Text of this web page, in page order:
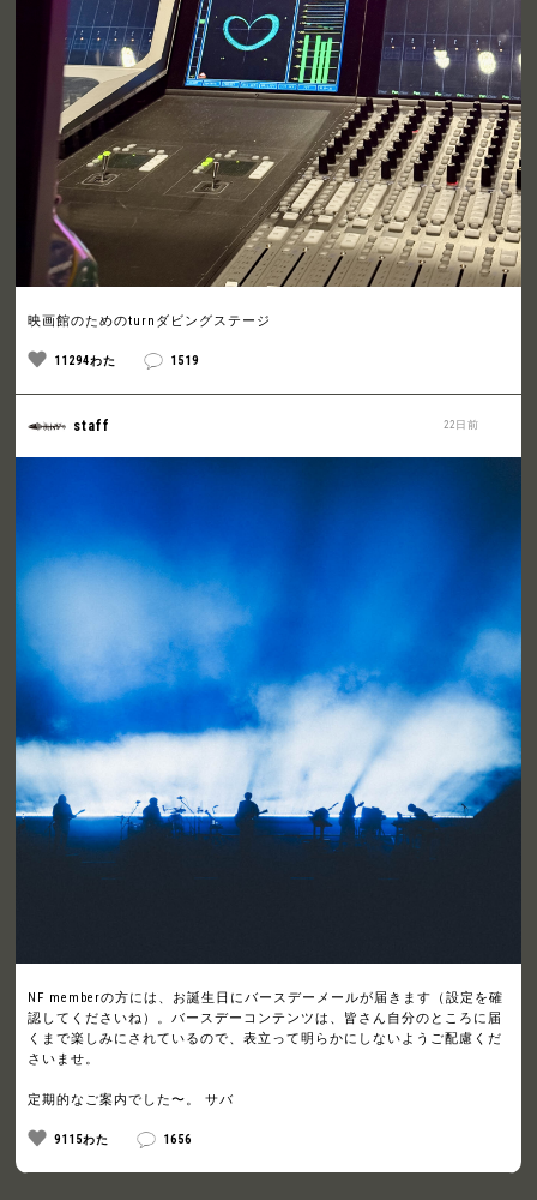
映画館のためのturnダビングステージ
11294わた 1519
22日前
staff
NF memberの方には、お誕生日にバースデーメールが届きます（設定を確
認してくださいね）。バースデーコンテンツは、皆さん自分のところに届
くまで楽しみにされているので、表立って明らかにしないようご配慮くだ
さいませ。
定期的なご案内でした〜。 サバ
9115わた 1656